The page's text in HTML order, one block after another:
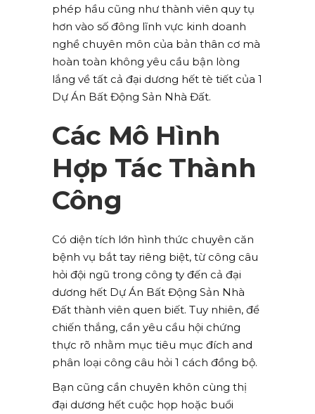
phép hầu cũng như thành viên quy tụ
hơn vào số đông lĩnh vực kinh doanh
nghề chuyên môn của bản thân cơ mà
hoàn toàn không yêu cầu bận lòng
lắng về tất cả đại dương hết tè tiết của 1
Dự Án Bất Động Sản Nhà Đất.
Các Mô Hình
Hợp Tác Thành
Công
Có diện tích lớn hình thức chuyên căn
bệnh vụ bắt tay riêng biệt, từ công câu
hỏi đội ngũ trong công ty đến cả đại
dương hết Dự Án Bất Động Sản Nhà
Đất thành viên quen biết. Tuy nhiên, để
chiến thắng, cần yêu cầu hội chứng
thực rõ nhằm mục tiêu mục đích and
phân loại công câu hỏi 1 cách đồng bộ.
Bạn cũng cần chuyên khôn cùng thị
đại dương hết cuộc họp hoặc buổi